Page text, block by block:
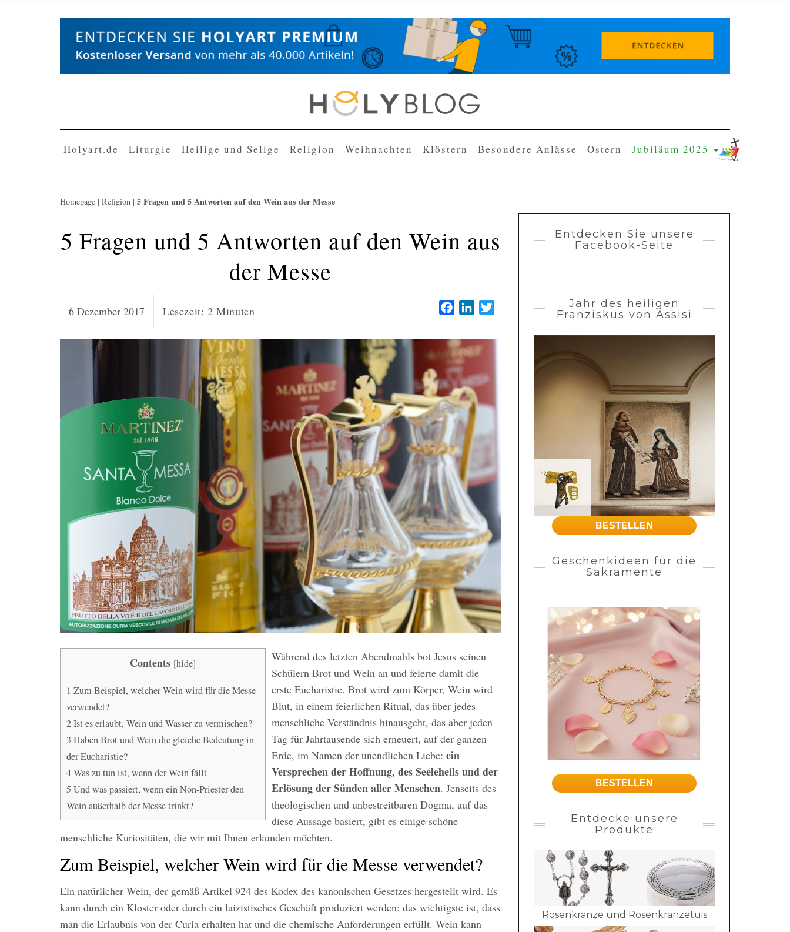
Holyart.de Liturgie Heilige und Selige Religion Weihnachten Klöstern Besondere Anlässe Ostern Jubiläum 2025
Homepage | Religion | 5 Fragen und 5 Antworten auf den Wein aus der Messe
5 Fragen und 5 Antworten auf den Wein aus
der Messe
6 Dezember 2017 Lesezeit: 2 Minuten FacebookLinkedIn
Contents [hide]
1 Zum Beispiel, welcher Wein wird für die Messe
verwendet?
2Ist es erlaubt, Wein und Wasser zu vermischen?
3 Haben Brot und Wein die gleiche Bedeutung in
der Eucharistie?
4Was zu tun ist, wenn der Wein fällt
5 Und was passiert, wenn ein Non-Priester den
Wein außerhalb der Messe trinkt?
Während des letzten Abendmahls bot Jesus seinen
Schülern Brot und Wein an und feierte damit die
erste Eucharistie. Brot wird zum Körper, Wein wird
Blut, in einem feierlichen Ritual, das über jedes
menschliche Verständnis hinausgeht, das aber jeden
Tag für Jahrtausende sich erneuert, auf der ganzen
Erde, im Namen der unendlichen Liebe: ein
Versprechen der Hoffnung, des Seeleheils und der
Erlösung der Sünden aller Menschen. Jenseits des
theologischen und unbestreitbaren Dogma, auf das
diese Aussage basiert, gibt es einige schöne
menschliche Kuriositäten, die wir mit Ihnen erkunden möchten.
Zum Beispiel, welcher Wein wird für die Messe verwendet?
Ein natürlicher Wein, der gemäß Artikel 924 des Kodex des kanonischen Gesetzes hergestellt wird. Es
kann durch ein Kloster oder durch ein laizistisches Geschäft produziert werden: das wichtigste ist, dass
man die Erlaubnis von der Curia erhalten hat und die chemische Anforderungen erfüllt. Wein kann
Entdecken Sie unsere
Facebook-Seite
Jahr des heiligen
Franziskus von Assisi
BESTELLEN
Geschenkideen für die
Sakramente
BESTELLEN
Entdecke unsere
Produkte
Rosenkränze und Rosenkranzetuis